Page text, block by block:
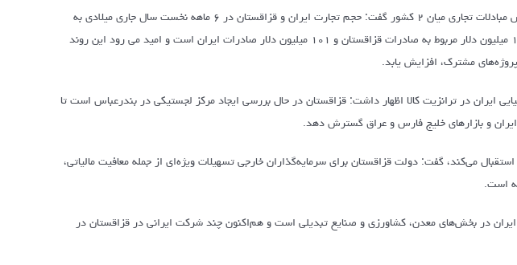
سفیر قزاقستان در ایران با اشاره به ضرورت افزایش مبادلات تجاری میان ۲ کشور گفت: حجم تجارت ایران و قزاقستان در ۶ ماهه نخست سال جاری میلادی به
حدود ۲۴۵ میلیون دلار رسیده که از این میزان، ۱۴۴ میلیون دلار مربوط به صادرات قزاقستان و ۱۰۱ میلیون دلار صادرات ایران است و امید می رود این روند
مشترک، افزایش یابد.
ایران در ترانزیت کالا اظهار داشت: قزاقستان در حال بررسی ایجاد مرکز لجستیکی در بندرعباس است تا
ایران و بازارهای خلیج فارس و عراق گسترش دهد.
استقبال می‌کند، گفت: دولت قزاقستان برای سرمایه‌گذاران خارجی تسهیلات ویژه‌ای از جمله معافیت مالیاتی،
است.
در بخش‌های معدن، کشاورزی و صنایع تبدیلی است و هم‌اکنون چند شرکت ایرانی در قزاقستان در